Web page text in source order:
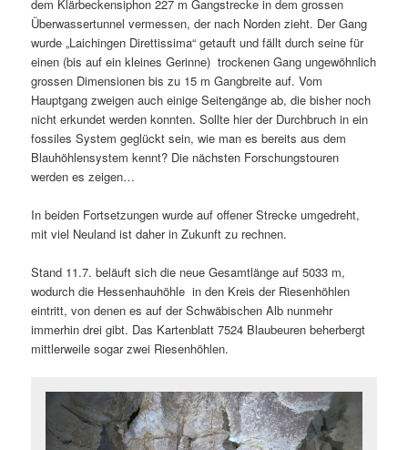
dem Klärbeckensiphon 227 m Gangstrecke in dem grossen
Überwassertunnel vermessen, der nach Norden zieht. Der Gang
wurde „Laichingen Direttissima“ getauft und fällt durch seine für
einen (bis auf ein kleines Gerinne) trockenen Gang ungewöhnlich
grossen Dimensionen bis zu 15 m Gangbreite auf. Vom
Hauptgang zweigen auch einige Seitengänge ab, die bisher noch
nicht erkundet werden konnten. Sollte hier der Durchbruch in ein
fossiles System geglückt sein, wie man es bereits aus dem
Blauhöhlensystem kennt? Die nächsten Forschungstouren
werden es zeigen…
In beiden Fortsetzungen wurde auf offener Strecke umgedreht,
mit viel Neuland ist daher in Zukunft zu rechnen.
Stand 11.7. beläuft sich die neue Gesamtlänge auf 5033 m,
wodurch die Hessenhauhöhle in den Kreis der Riesenhöhlen
eintritt, von denen es auf der Schwäbischen Alb nunmehr
immerhin drei gibt. Das Kartenblatt 7524 Blaubeuren beherbergt
mittlerweile sogar zwei Riesenhöhlen.